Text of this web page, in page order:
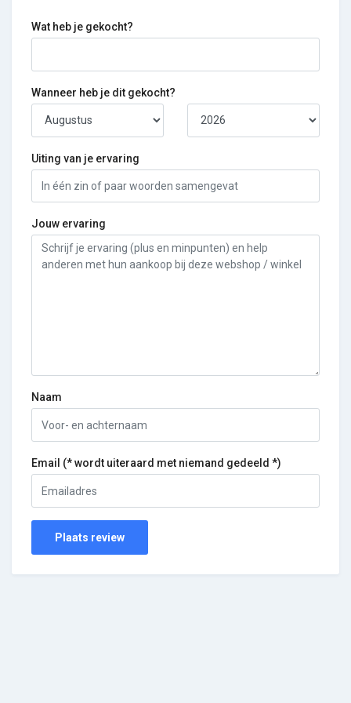
Wat heb je gekocht?
Wanneer heb je dit gekocht?
Uiting van je ervaring
Jouw ervaring
Naam
Email (* wordt uiteraard met niemand gedeeld *)
Plaats review